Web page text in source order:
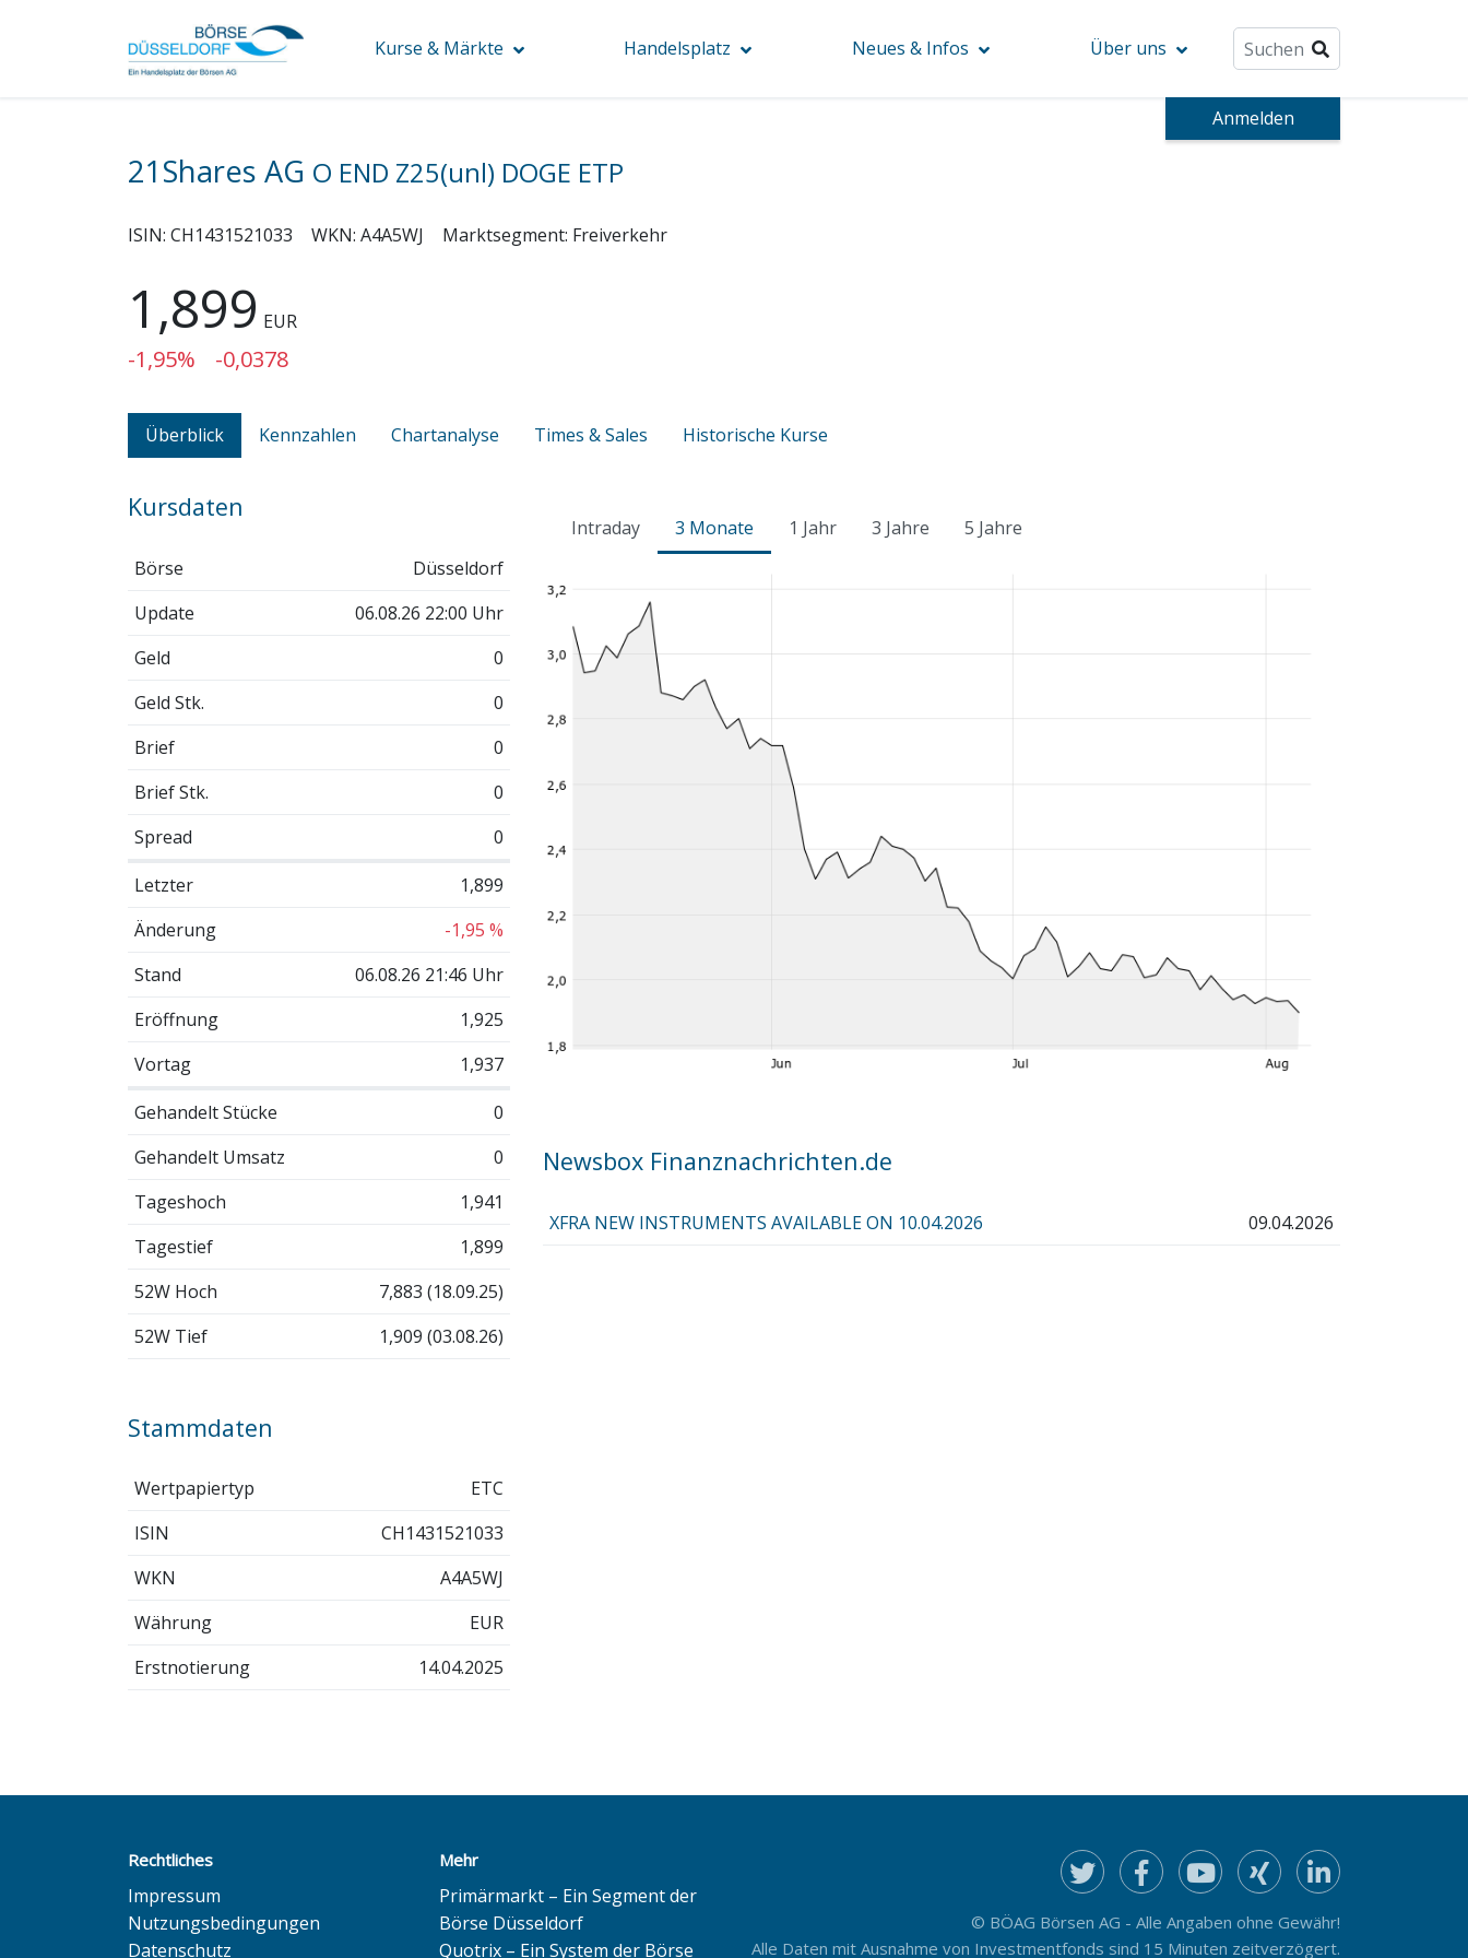
Kurse & Märkte Handelsplatz Neues & Infos Über uns
Anmelden
21Shares AG O END Z25(unl) DOGE ETP
ISIN: CH1431521033 WKN: A4A5WJ Marktsegment: Freiverkehr
1,899 EUR
-1,95% -0,0378
Überblick Kennzahlen Chartanalyse Times & Sales Historische Kurse
Kursdaten
Börse
Düsseldorf
Update
06.08.26 22:00 Uhr
Geld
0
Geld Stk.
0
Brief
0
Brief Stk.
0
Spread
0
Letzter
1,899
Änderung
-1,95 %
Stand
06.08.26 21:46 Uhr
Eröffnung
1,925
Vortag
1,937
Gehandelt Stücke
0
Gehandelt Umsatz
0
Tageshoch
1,941
Tagestief
1,899
52W Hoch
7,883 (18.09.25)
52W Tief
1,909 (03.08.26)
Stammdaten
Wertpapiertyp
ETC
ISIN
CH1431521033
WKN
A4A5WJ
Währung
EUR
Erstnotierung
14.04.2025
Intraday 3 Monate 1 Jahr 3 Jahre 5 Jahre
Newsbox Finanznachrichten.de
XFRA NEW INSTRUMENTS AVAILABLE ON 10.04.2026 09.04.2026
Rechtliches
Impressum
Nutzungsbedingungen
Datenschutz
Mehr
Primärmarkt – Ein Segment der
Börse Düsseldorf
Quotrix – Ein System der Börse
© BÖAG Börsen AG - Alle Angaben ohne Gewähr!
Alle Daten mit Ausnahme von Investmentfonds sind 15 Minuten zeitverzögert.